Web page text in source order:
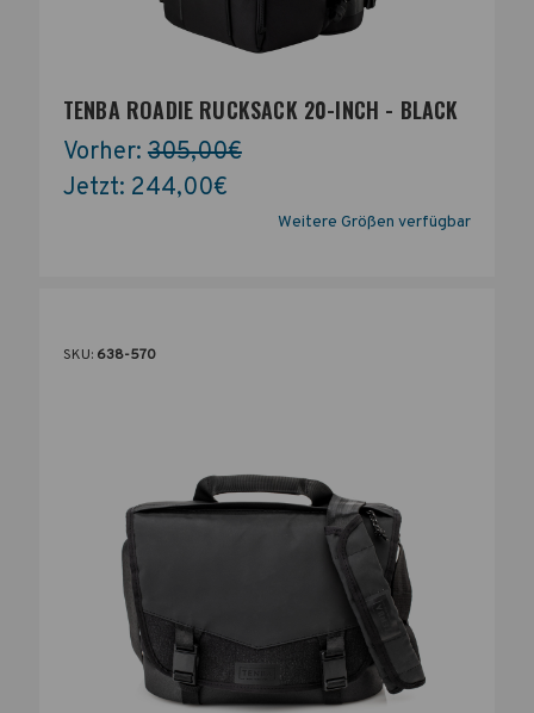
TENBA ROADIE RUCKSACK 20-INCH - BLACK
Vorher: 305,00€
Jetzt: 244,00€
Weitere Größen verfügbar
SKU: 638-570